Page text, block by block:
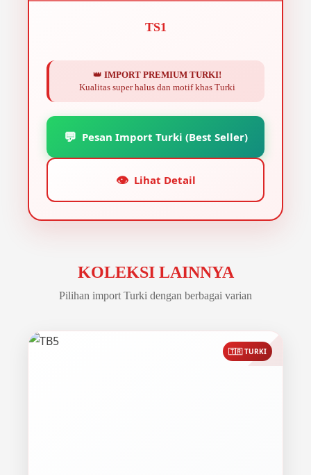
TS1
👑 IMPORT PREMIUM TURKI!
Kualitas super halus dan motif khas Turki
💬 Pesan Import Turki (Best Seller)
👁️ Lihat Detail
KOLEKSI LAINNYA
Pilihan import Turki dengan berbagai varian
🇹🇷 TURKI